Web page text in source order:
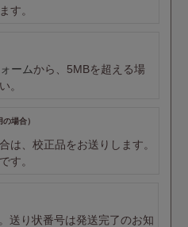
す。
ームから、5MBを超える場
。
場合）
は、校正品をお送りします。
す。
送り状番号は発送完了のお知